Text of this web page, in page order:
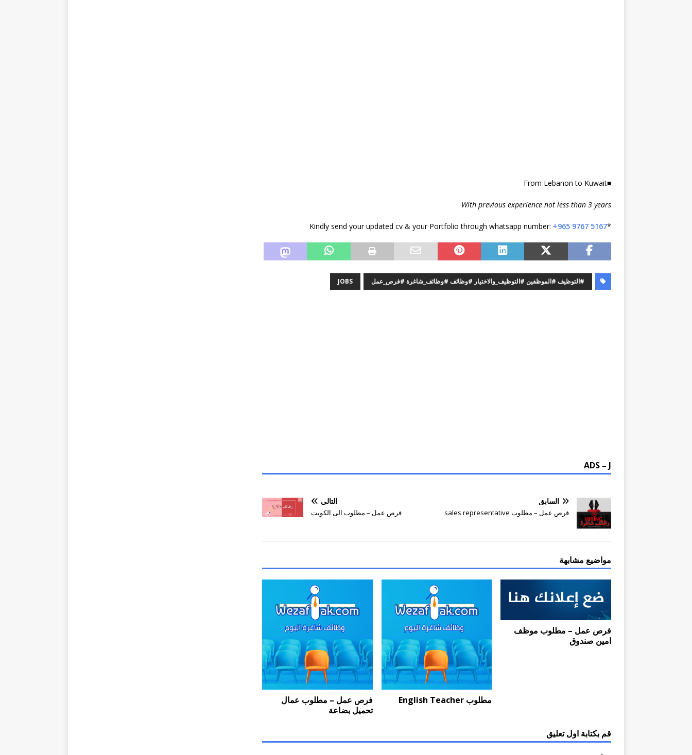
■From Lebanon to Kuwait
With previous experience not less than 3 years
*Kindly send your updated cv & your Portfolio through whatsapp number:
+965 9767 5167
#التوظيف #الموظفين #التوظيف_والاختيار #وظائف #وظائف_شاغرة #فرص_عمل JOBS
ADS – J
السابق
فرص عمل – مطلوب sales representative
التالي
فرص عمل – مطلوب الى الكويت
مواضيع مشابهة
فرص عمل – مطلوب موظف
امين صندوق
مطلوب English Teacher
فرص عمل – مطلوب عمال
تحميل بضاعة
قم بكتابة اول تعليق